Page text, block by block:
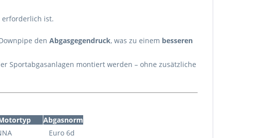
erforderlich ist.
den Abgasgegendruck, was zu einem besseren
Sportabgasanlagen montiert werden – ohne zusätzliche
Abgasnorm
Euro 6d